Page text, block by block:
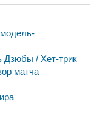
Дзюбы / Хет-трик
матча